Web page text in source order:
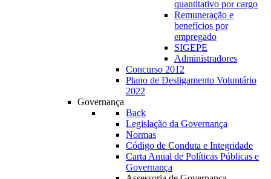
quantitativo por cargo
Remuneração e
benefícios por
empregado
SIGEPE
Administradores
Concurso 2012
Plano de Desligamento Voluntário
2022
Governança
Back
Legislação da Governança
Normas
Código de Conduta e Integridade
Carta Anual de Políticas Públicas e
Governança